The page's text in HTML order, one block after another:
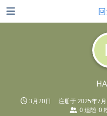
3月20日 注册于2025年7
0追随 0